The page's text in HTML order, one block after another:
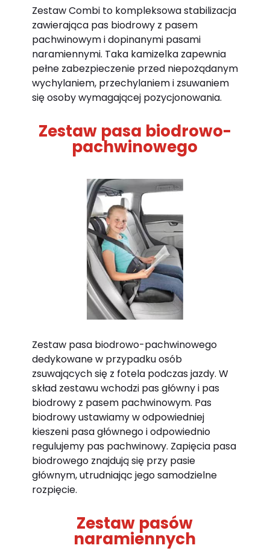
Zestaw Combi to kompleksowa stabilizacja
zawierająca pas biodrowy z pasem
pachwinowym i dopinanymi pasami
naramiennymi. Taka kamizelka zapewnia
pełne zabezpieczenie przed niepożądanym
wychylaniem, przechylaniem i zsuwaniem
się osoby wymagającej pozycjonowania.
Zestaw pasa biodrowo-
pachwinowego
Zestaw pasa biodrowo-pachwinowego
dedykowane w przypadku osób
zsuwających się z fotela podczas jazdy. W
skład zestawu wchodzi pas główny i pas
biodrowy z pasem pachwinowym. Pas
biodrowy ustawiamy w odpowiedniej
kieszeni pasa głównego i odpowiednio
regulujemy pas pachwinowy. Zapięcia pasa
biodrowego znajdują się przy pasie
głównym, utrudniając jego samodzielne
rozpięcie.
Zestaw pasów
naramiennych